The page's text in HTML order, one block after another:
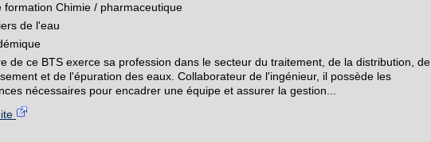
formation Chimie / pharmaceutique
de l'eau
de ce BTS exerce sa profession dans le secteur du traitement, de la distribution, de
et de l'épuration des eaux. Collaborateur de l'ingénieur, il possède les
nécessaires pour encadrer une équipe et assurer la gestion...